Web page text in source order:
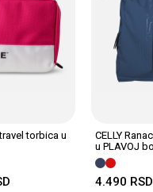
FUNKYBACK
CELLY
u CRVENOJ
4.490 RSD